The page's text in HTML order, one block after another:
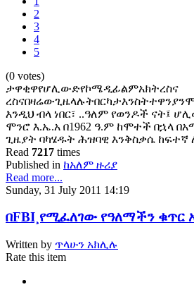
2
3
4
5
(0 votes)
ታዋቂዋየሆሊውድየኮሜዲፊልምአክትረስና
እንዲህ ብላ ነበር፣ ..ዓለም የወንዶች ናት፤
ሞንሮ እ.ኤ.አ በ1962 ዓ.ም ከሞተች በኋላ
ጊዜያት ባካሄዱት ሕዝባዊ እንቅስቃሴ ከፍተኛ
Read 7217 times
Published in ከአለም ዙሪያ
Read more...
Sunday, 31 July 2011 14:19
በFBI¸የሚፈለገው የዓለማችን ቁጥር
Written by ጥላሁን አክሊሉ
Rate this item